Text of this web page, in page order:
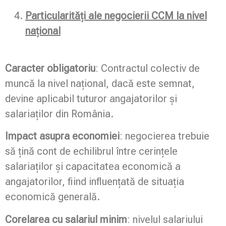
Particularități ale negocierii CCM la nivel
național
Caracter obligatoriu: Contractul colectiv de
muncă la nivel național, dacă este semnat,
devine aplicabil tuturor angajatorilor și
salariaților din România.
Impact asupra economiei: negocierea trebuie
să țină cont de echilibrul între cerințele
salariaților și capacitatea economică a
angajatorilor, fiind influențată de situația
economică generală.
Corelarea cu salariul minim: nivelul salariului